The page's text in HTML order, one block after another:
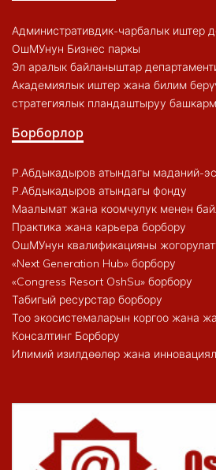
Административдик-чарбалык иштер
ОшМУнун Бизнес паркы
Эл аралык байланыштар
Академиялык иштер жана билим
стратегиялык пландаштыруу
Борборлор
Р.Абдыкадыров атындагы маданий-
Р.Абдыкадыров атындагы фонду
Маалымат жана коомчулук менен
Практика жана карьера борбору
ОшМУнун квалификацияны
«Next Generation Hub» борбору
«Congress Resort OshSu» борбору
Табигый ресурстар борбору
Тоо экосистемаларын коргоо жана
Консалтинг Борбору
Илимий изилдөөлөр жана